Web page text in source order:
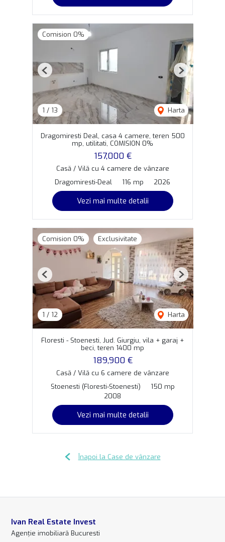
Comision 0%
1 / 13 Harta
Previous Next
Dragomiresti Deal, casa 4 camere, teren 500
mp, utilitati, COMISION 0%
157,000 €
Casă / Vilă cu 4 camere de vânzare
Dragomiresti-Deal
116 mp 2026
Vezi mai multe detalii
Comision 0% Exclusivitate
1 / 12 Harta
Previous Next
Floresti - Stoenesti, Jud. Giurgiu, vila + garaj +
beci, teren 1400 mp
189,900 €
Casă / Vilă cu 6 camere de vânzare
Stoenesti (Floresti-Stoenesti)
150 mp
2008
Vezi mai multe detalii
Înapoi la Case de vânzare
Ivan Real Estate Invest
Agenție imobiliară Bucuresti